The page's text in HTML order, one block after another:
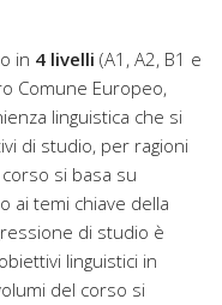
in 4 livelli (A1, A2, B1 e
Comune Europeo,
linguistica che si
di studio, per ragioni
si basa su
ai temi chiave della
di studio è
linguistici in
del corso si